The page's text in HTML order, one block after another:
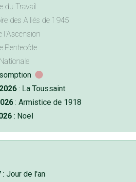
du Travail
des Alliés de 1945
l'Ascension
Pentecôte
: La Toussaint
: Armistice de 1918
: Noël
: Jour de l'an